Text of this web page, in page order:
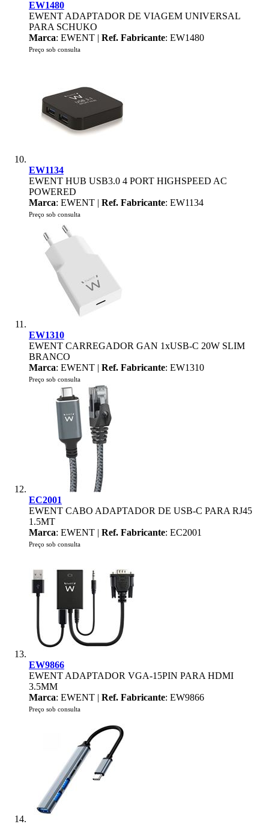
EW1480
EWENT ADAPTADOR DE VIAGEM UNIVERSAL
PARA SCHUKO
Marca: EWENT | Ref. Fabricante: EW1480
Preço sob consulta
EW1134
EWENT HUB USB3.0 4 PORT HIGHSPEED AC
POWERED
Marca: EWENT | Ref. Fabricante: EW1134
Preço sob consulta
EW1310
EWENT CARREGADOR GAN 1xUSB-C 20W SLIM
BRANCO
Marca: EWENT | Ref. Fabricante: EW1310
Preço sob consulta
EC2001
EWENT CABO ADAPTADOR DE USB-C PARA RJ45
1.5MT
Marca: EWENT | Ref. Fabricante: EC2001
Preço sob consulta
EW9866
EWENT ADAPTADOR VGA-15PIN PARA HDMI
3.5MM
Marca: EWENT | Ref. Fabricante: EW9866
Preço sob consulta